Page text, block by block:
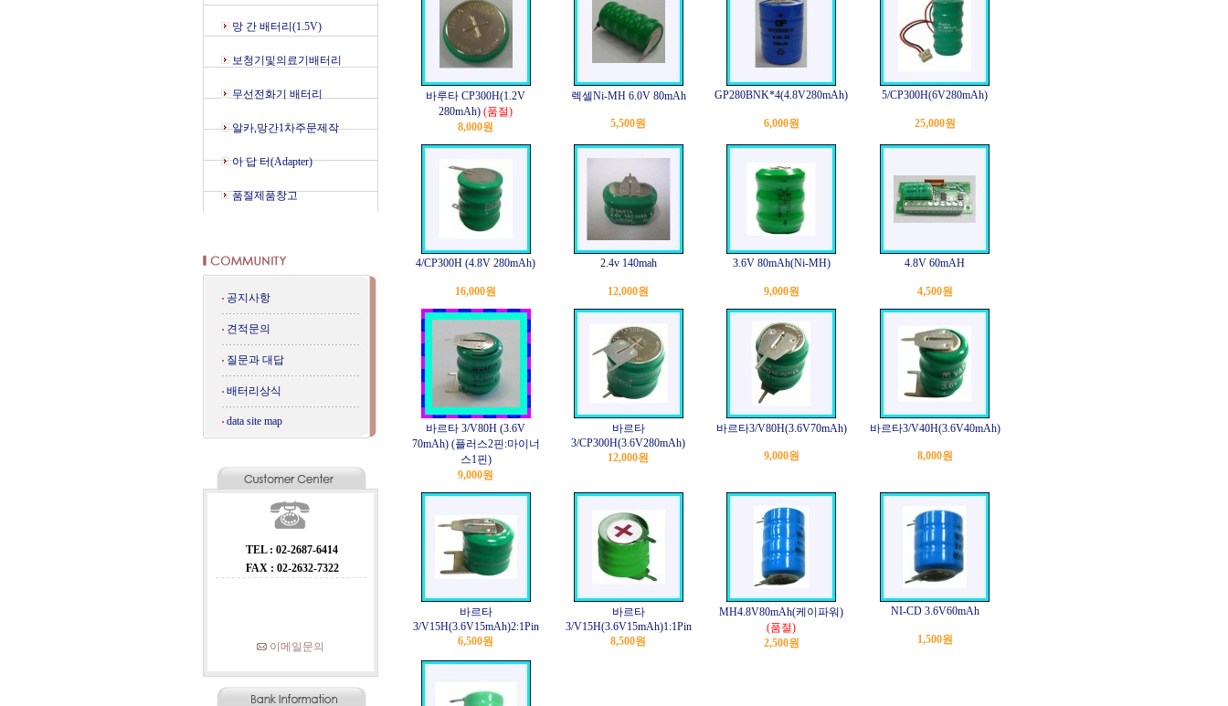
망 간 배터리(1.5V)
보청기및의료기배터리
무선전화기 배터리
알카,망간1차주문제작
아 답 터(Adapter)
품절제품창고
공지사항
견적문의
질문과 대답
배터리상식
data site map
TEL : 02-2687-6414
FAX : 02-2632-7322
이메일문의
바루타 CP300H(1.2V
280mAh) (품절)
8,000원
렉셀Ni-MH 6.0V 80mAh
5,500원
GP280BNK*4(4.8V280mAh)
6,000원
5/CP300H(6V280mAh)
25,000원
4/CP300H (4.8V 280mAh)
16,000원
2.4v 140mah
12,000원
3.6V 80mAh(Ni-MH)
9,000원
4.8V 60mAH
4,500원
바르타 3/V80H (3.6V
70mAh) (플러스2핀:마이너
스1핀)
9,000원
바르타
3/CP300H(3.6V280mAh)
12,000원
바르타3/V80H(3.6V70mAh)
9,000원
바르타3/V40H(3.6V40mAh)
8,000원
바르타
3/V15H(3.6V15mAh)2:1Pin
6,500원
바르타
3/V15H(3.6V15mAh)1:1Pin
8,500원
MH4.8V80mAh(케이파워)
(품절)
2,500원
NI-CD 3.6V60mAh
1,500원